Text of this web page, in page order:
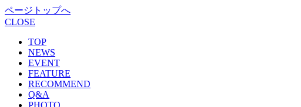
ページトップへ
CLOSE
TOP
NEWS
EVENT
FEATURE
RECOMMEND
Q&A
PHOTO